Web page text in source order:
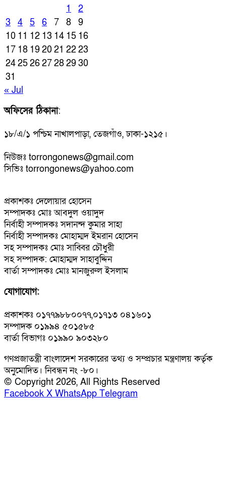
1
2
3
4 5 6 7 8
9
10 11 12 13 14 15 16
17 18 192021 2223
24252627282930
31
« Jul
অফিসের ঠিকানা:
১৮/এ/১ পশ্চিম নাখালপাড়া, তেজগাঁও, ঢাকা-১২১৫।
নিউজঃ torrongonews@gmail.com
সিভিঃ torrongonews@yahoo.com
প্রকাশকঃ দেলোয়ার হোসেন
সম্পাদকঃ মোঃ আবদুল ওয়াদুদ
নির্বাহী সম্পাদকঃ সদানন্দ কুমার সাহা
নির্বাহী সম্পাদকঃ মোহাম্মদ ইমরান হোসেন
সহ সম্পাদকঃ মোঃ সাব্বির চৌধুরী
সহ সম্পাদক: মোহাম্মদ সাহাবুদ্দিন
বার্তা সম্পাদকঃ মোঃ মানজুরুল ইসলাম
যোগাযোগ:
প্রকাশকঃ ০১৭৭৯৮৮০০৭৭,০১৭১৩ ০৪১৬০১
সম্পাদক ০১৯৯৪ ৫০১৫৮৫
বার্তা বিভাগঃ ০১৯৯০ ৯০৩২৮০
গণপ্রজাতন্ত্রী বাংলাদেশ সরকারের তথ্য ও সম্প্রচার মন্ত্রণালয় কর্তৃক
অনুমোদিত। নিবন্ধন নং -৮০।
© Copyright 2026, All Rights Reserved
Facebook X WhatsApp Telegram